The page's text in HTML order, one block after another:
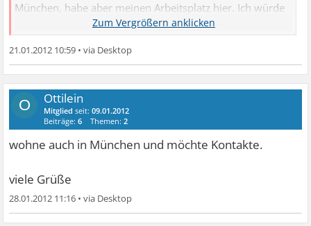
München, habe aber meinen Arbeitsplatz hier. Ich würde
mich freuen (ja, manchmal kann ich das noch), mich mit
unternehmen - oder so. Falls Du diesen Thread noch
verfolgst - und Lust hast - dann melde Dich doch mal.
Viele Grüße
tomsel
21.01.2012 10:59 •
O Ottilein
Mitglied seit:09.01.2012
Beiträge:6 Themen:2
wohne auch in München und möchte Kontakte.
viele Grüße
28.01.2012 11:16 •